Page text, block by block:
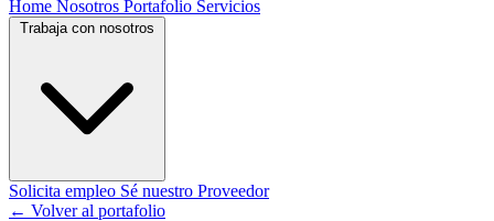
Home Nosotros Portafolio Servicios
Solicita empleo Sé nuestro Proveedor
← Volver al portafolio